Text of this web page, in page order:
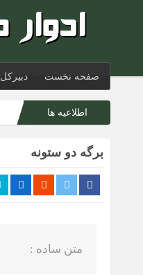
صفحه نخست دبیرکل
اطلاعیه ها
برگه دو ستونه
متن ساده :